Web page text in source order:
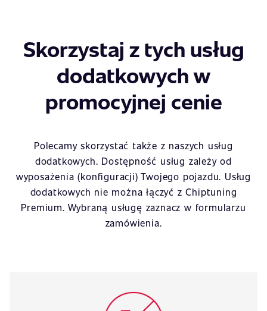
Skorzystaj z tych usług
dodatkowych w
promocyjnej cenie
Polecamy skorzystać także z naszych usług
dodatkowych. Dostępność usług zależy od
wyposażenia (konfiguracji) Twojego pojazdu. Usług
dodatkowych nie można łączyć z Chiptuning
Premium. Wybraną usługę zaznacz w formularzu
zamówienia.